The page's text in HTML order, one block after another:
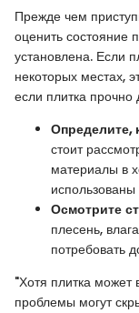
Прежде чем
оценить состояние
установлена. Если
некоторых местах,
если плитка прочно
Определите,
стоит
материалы в
Осмотрите
плесень,
потребовать
"Хотя плитка может
проблемы могут